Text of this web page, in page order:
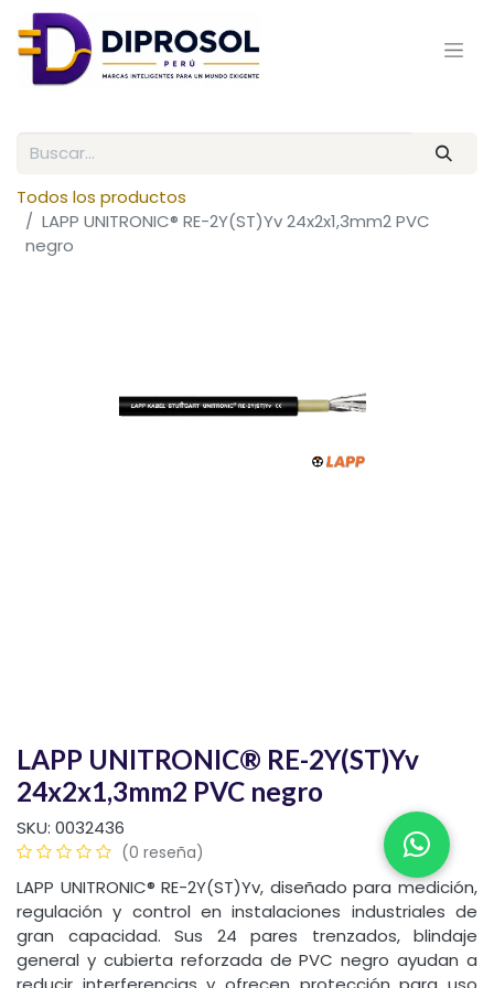
Todos los productos
LAPP UNITRONIC® RE-2Y(ST)Yv 24x2x1,3mm2 PVC
negro
LAPP UNITRONIC® RE-2Y(ST)Yv
24x2x1,3mm2 PVC negro
SKU: 0032436
(0 reseña)
LAPP UNITRONIC® RE-2Y(ST)Yv, diseñado para medición,
regulación y control en instalaciones industriales de
gran capacidad. Sus 24 pares trenzados, blindaje
general y cubierta reforzada de PVC negro ayudan a